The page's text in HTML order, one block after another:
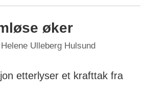
øker
Helene Ulleberg Hulsund
etterlyser et krafttak fra